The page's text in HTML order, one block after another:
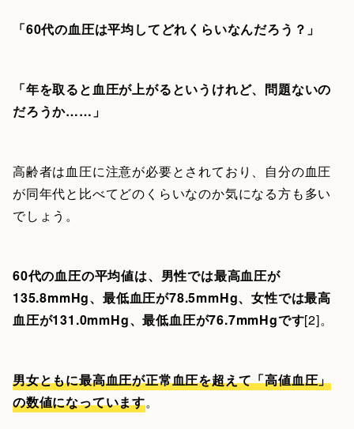
「60代の血圧は平均してどれくらいなんだろう？」
「年を取ると血圧が上がるというけれど、問題ないの
だろうか……」
高齢者は血圧に注意が必要とされており、自分の血圧
が同年代と比べてどのくらいなのか気になる方も多い
でしょう。
60代の血圧の平均値は、男性では最高血圧が
135.8mmHg、最低血圧が78.5mmHg、女性では最高
血圧が131.0mmHg、最低血圧が76.7mmHgです[2]。
男女ともに最高血圧が正常血圧を超えて「高値血圧」
の数値になっています。